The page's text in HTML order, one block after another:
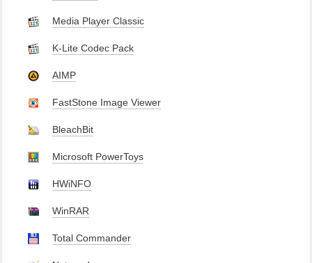
Media Player Classic
K-Lite Codec Pack
AIMP
FastStone Image Viewer
BleachBit
Microsoft PowerToys
HWiNFO
WinRAR
Total Commander